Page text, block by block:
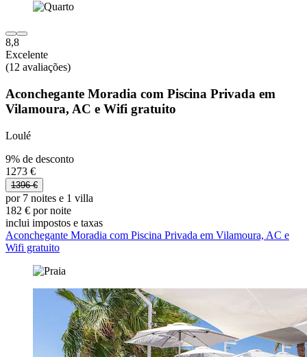
8,8
Excelente
(12 avaliações)
Aconchegante Moradia com Piscina Privada em
Vilamoura, AC e Wifi gratuito
Loulé
9% de desconto
1273 €
1396 €
por 7 noites e 1 villa
182 € por noite
inclui impostos e taxas
Aconchegante Moradia com Piscina Privada em Vilamoura, AC e
Wifi gratuito